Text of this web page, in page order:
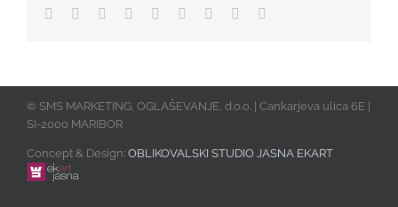
Facebook
TwitterLinkedin
Reddit TumblrGoogle+Pinterest
© SMS MARKETING, OGLAŠEVANJE, d.o.o. | Cankarjeva ulica 6E |
SI-2000 MARIBOR
Concept & Design: OBLIKOVALSKI STUDIO JASNA EKART